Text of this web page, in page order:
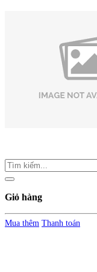
Giỏ hàng
Mua thêm Thanh toán